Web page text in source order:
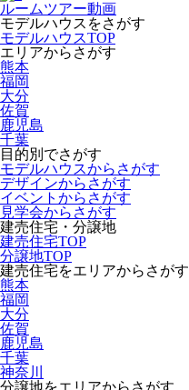
ルームツアー動画
モデルハウスをさがす
モデルハウスTOP
エリアからさがす
熊本
福岡
大分
佐賀
鹿児島
千葉
目的別でさがす
モデルハウスからさがす
デザインからさがす
イベントからさがす
見学会からさがす
建売住宅・分譲地
建売住宅TOP
分譲地TOP
建売住宅をエリアからさがす
熊本
福岡
大分
佐賀
鹿児島
千葉
神奈川
分譲地をエリアからさがす